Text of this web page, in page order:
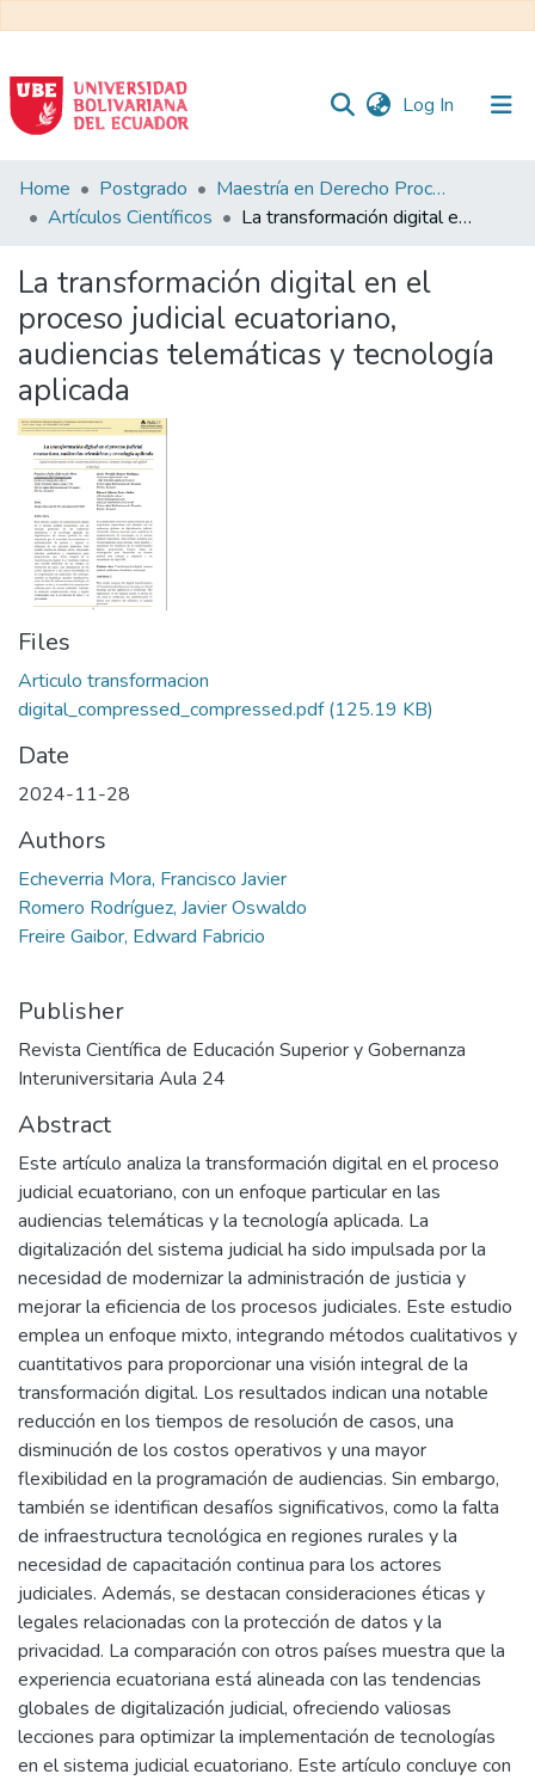
Log In (current)
Communities
&
All of DSpace
Statistics
Home Postgrado
Maestría en Derecho Procesal
Artículos Científicos
La transformación digital en el proceso judicial ecuatoriano, audiencias telemáticas y tecnología aplicada
La transformación digital en el
proceso judicial ecuatoriano,
audiencias telemáticas y tecnología
aplicada
Files
Articulo transformacion
digital_compressed_compressed.pdf(125.19 KB)
Date
2024-11-28
Authors
Echeverria Mora, Francisco Javier
Romero Rodríguez, Javier Oswaldo
Freire Gaibor, Edward Fabricio
Publisher
Revista Científica de Educación Superior y Gobernanza
Interuniversitaria Aula 24
Abstract
Este artículo analiza la transformación digital en el proceso
judicial ecuatoriano, con un enfoque particular en las
audiencias telemáticas y la tecnología aplicada. La
digitalización del sistema judicial ha sido impulsada por la
necesidad de modernizar la administración de justicia y
mejorar la eficiencia de los procesos judiciales. Este estudio
emplea un enfoque mixto, integrando métodos cualitativos y
cuantitativos para proporcionar una visión integral de la
transformación digital. Los resultados indican una notable
reducción en los tiempos de resolución de casos, una
disminución de los costos operativos y una mayor
flexibilidad en la programación de audiencias. Sin embargo,
también se identifican desafíos significativos, como la falta
de infraestructura tecnológica en regiones rurales y la
necesidad de capacitación continua para los actores
judiciales. Además, se destacan consideraciones éticas y
legales relacionadas con la protección de datos y la
privacidad. La comparación con otros países muestra que la
experiencia ecuatoriana está alineada con las tendencias
globales de digitalización judicial, ofreciendo valiosas
lecciones para optimizar la implementación de tecnologías
en el sistema judicial ecuatoriano. Este artículo concluye con